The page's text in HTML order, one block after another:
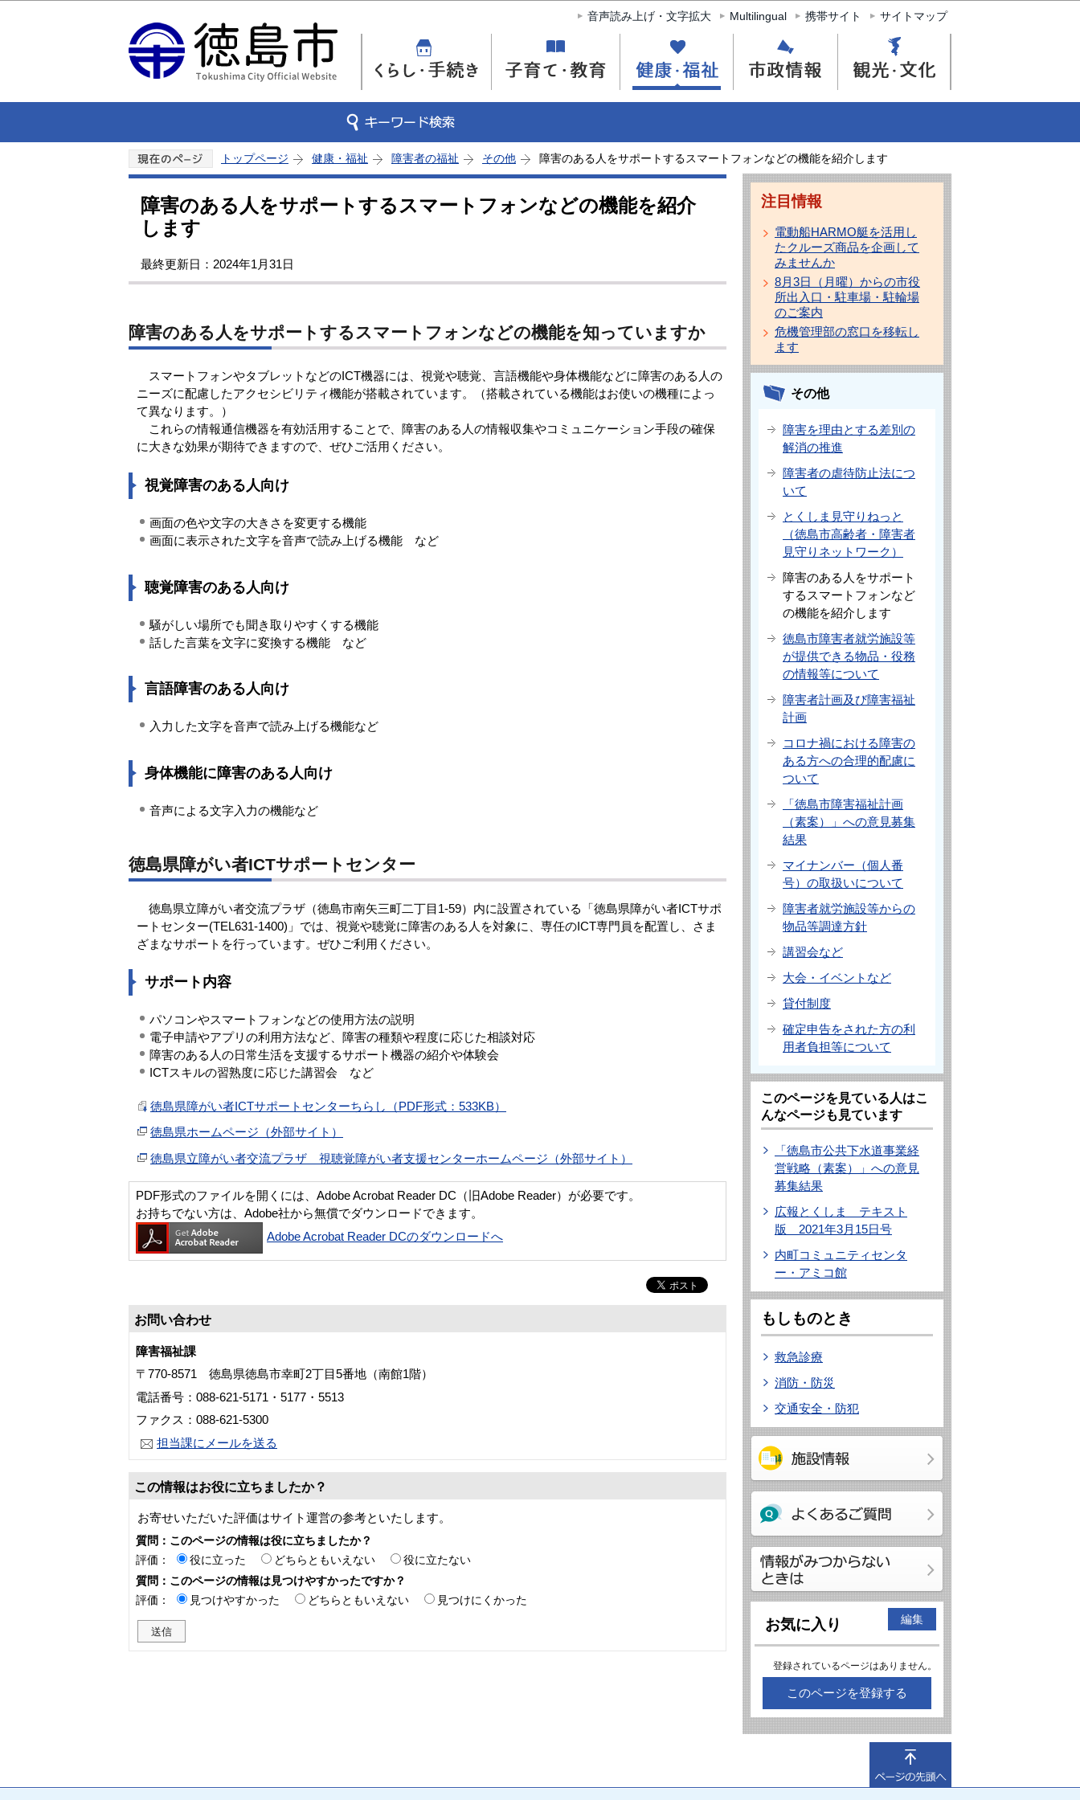
このページの本文へ移動
音声読み上げ・文字拡大 Multilingual 携帯サイト サイトマップ
トップページ 健康・福祉 障害者の福祉 その他 障害のある人をサポートするスマートフォンなどの機能を紹介します
障害のある人をサポートするスマートフォンなどの機能を紹介
します
最終更新日：2024年1月31日
障害のある人をサポートするスマートフォンなどの機能を知っていますか
スマートフォンやタブレットなどのICT機器には、視覚や聴覚、言語機能や身体機能などに障害のある人の
ニーズに配慮したアクセシビリティ機能が搭載されています。（搭載されている機能はお使いの機種によっ
て異なります。）
これらの情報通信機器を有効活用することで、障害のある人の情報収集やコミュニケーション手段の確保
に大きな効果が期待できますので、ぜひご活用ください。
視覚障害のある人向け
画面の色や文字の大きさを変更する機能
画面に表示された文字を音声で読み上げる機能 など
聴覚障害のある人向け
騒がしい場所でも聞き取りやすくする機能
話した言葉を文字に変換する機能 など
言語障害のある人向け
入力した文字を音声で読み上げる機能など
身体機能に障害のある人向け
音声による文字入力の機能など
徳島県障がい者ICTサポートセンター
徳島県立障がい者交流プラザ（徳島市南矢三町二丁目1-59）内に設置されている「徳島県障がい者ICTサポ
ートセンター(TEL631-1400)」では、視覚や聴覚に障害のある人を対象に、専任のICT専門員を配置し、さま
ざまなサポートを行っています。ぜひご利用ください。
サポート内容
パソコンやスマートフォンなどの使用方法の説明
電子申請やアプリの利用方法など、障害の種類や程度に応じた相談対応
障害のある人の日常生活を支援するサポート機器の紹介や体験会
ICTスキルの習熟度に応じた講習会 など
徳島県障がい者ICTサポートセンターちらし（PDF形式：533KB）
徳島県ホームページ（外部サイト）
徳島県立障がい者交流プラザ 視聴覚障がい者支援センターホームページ（外部サイト）
PDF形式のファイルを開くには、Adobe Acrobat Reader DC（旧Adobe Reader）が必要です。
お持ちでない方は、Adobe社から無償でダウンロードできます。
Adobe Acrobat Reader DCのダウンロードへ
お問い合わせ
障害福祉課
〒770-8571 徳島県徳島市幸町2丁目5番地（南館1階）
電話番号：088-621-5171・5177・5513
ファクス：088-621-5300
担当課にメールを送る
この情報はお役に立ちましたか？
お寄せいただいた評価はサイト運営の参考といたします。
質問：このページの情報は役に立ちましたか？
評価：
役に立った どちらともいえない
役に立たない
質問：このページの情報は見つけやすかったですか？
評価：
見つけやすかった どちらともいえない 見つけにくかった
注目情報
電動船HARMO艇を活用し
たクルーズ商品を企画して
みませんか
8月3日（月曜）からの市役
所出入口・駐車場・駐輪場
のご案内
危機管理部の窓口を移転し
ます
その他
障害を理由とする差別の
解消の推進
障害者の虐待防止法につ
いて
とくしま見守りねっと
（徳島市高齢者・障害者
見守りネットワーク）
障害のある人をサポート
するスマートフォンなど
の機能を紹介します
徳島市障害者就労施設等
が提供できる物品・役務
の情報等について
障害者計画及び障害福祉
計画
コロナ禍における障害の
ある方への合理的配慮に
ついて
「徳島市障害福祉計画
（素案）」への意見募集
結果
マイナンバー（個人番
号）の取扱いについて
障害者就労施設等からの
物品等調達方針
講習会など
大会・イベントなど
貸付制度
確定申告をされた方の利
用者負担等について
このページを見ている人はこ
んなページも見ています
「徳島市公共下水道事業経
営戦略（素案）」への意見
募集結果
広報とくしま テキスト
版 2021年3月15日号
内町コミュニティセンタ
ー・アミコ館
もしものとき
救急診療
消防・防災
交通安全・防犯
お気に入り 編集
登録されているページはありません。
このページを登録する